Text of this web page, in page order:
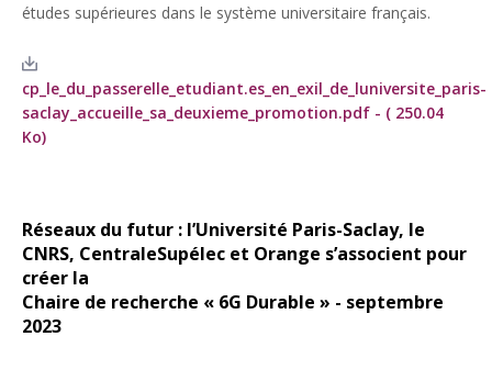
études supérieures dans le système universitaire français.
cp_le_du_passerelle_etudiant.es_en_exil_de_luniversite_paris-
saclay_accueille_sa_deuxieme_promotion.pdf - ( 250.04
Ko)
Réseaux du futur : l’Université Paris-Saclay, le
CNRS, CentraleSupélec et Orange s’associent pour
créer la
Chaire de recherche « 6G Durable » - septembre
2023